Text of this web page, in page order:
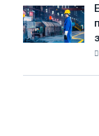
роста
цен
новую
режущую
машину
Европейские
цены
на